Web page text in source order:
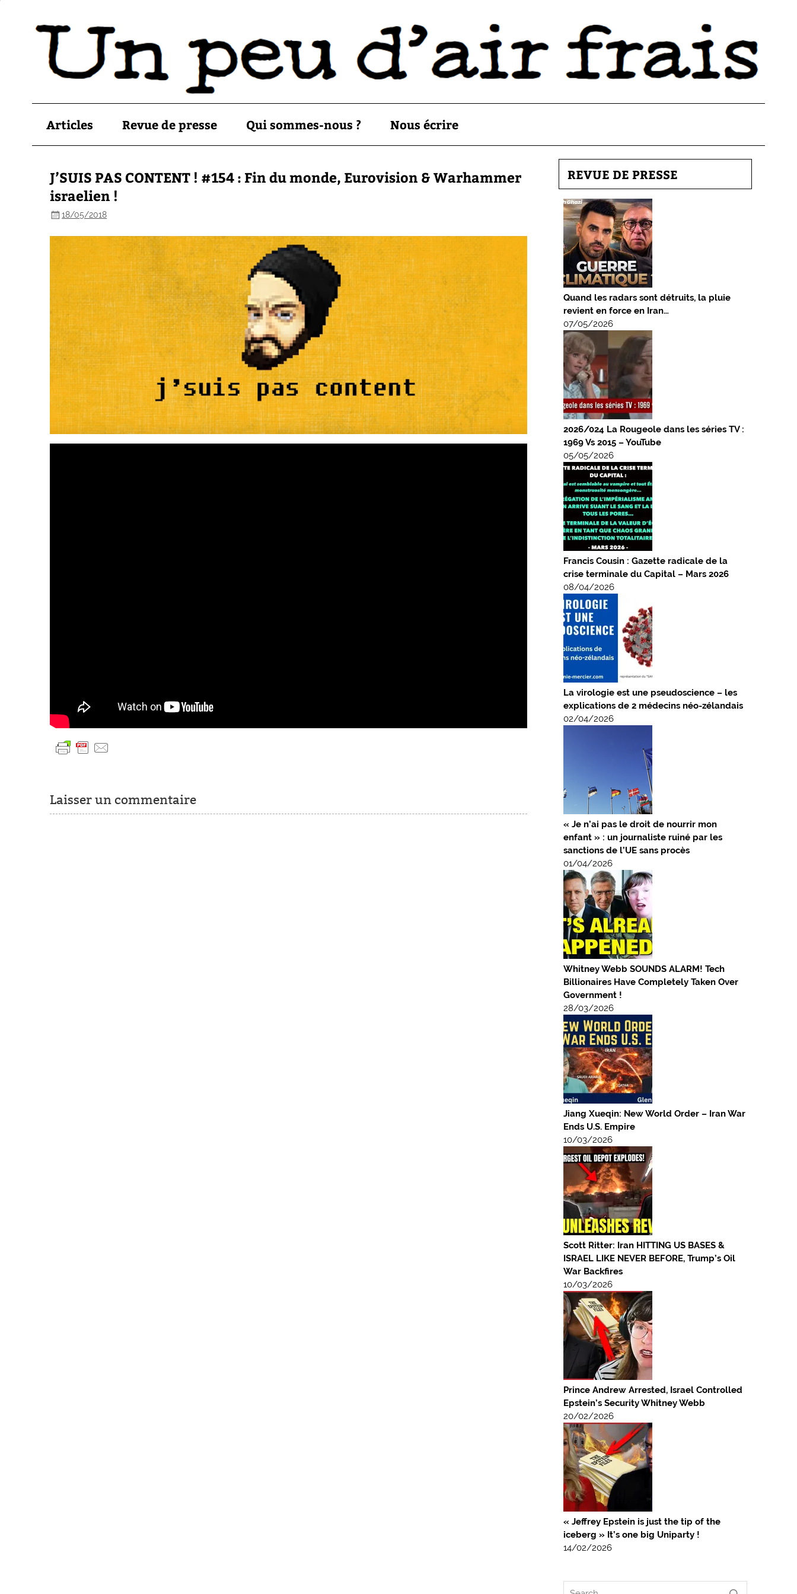
Articles Revue de presse Qui sommes-nous ? Nous écrire
J’SUIS PAS CONTENT ! #154 : Fin du monde, Eurovision & Warhammer
israelien !
18/05/2018
Laisser un commentaire
REVUE DE PRESSE
Quand les radars sont détruits, la pluie
revient en force en Iran…
07/05/2026
2026/024 La Rougeole dans les séries TV :
1969 Vs 2015 – YouTube
05/05/2026
Francis Cousin : Gazette radicale de la
crise terminale du Capital – Mars 2026
08/04/2026
La virologie est une pseudoscience – les
explications de 2 médecins néo-zélandais
02/04/2026
« Je n’ai pas le droit de nourrir mon
enfant » : un journaliste ruiné par les
sanctions de l’UE sans procès
01/04/2026
Whitney Webb SOUNDS ALARM! Tech
Billionaires Have Completely Taken Over
Government !
28/03/2026
Jiang Xueqin: New World Order – Iran War
Ends U.S. Empire
10/03/2026
Scott Ritter: Iran HITTING US BASES &
ISRAEL LIKE NEVER BEFORE, Trump’s Oil
War Backfires
10/03/2026
Prince Andrew Arrested, Israel Controlled
Epstein’s Security Whitney Webb
20/02/2026
« Jeffrey Epstein is just the tip of the
iceberg » It’s one big Uniparty !
14/02/2026